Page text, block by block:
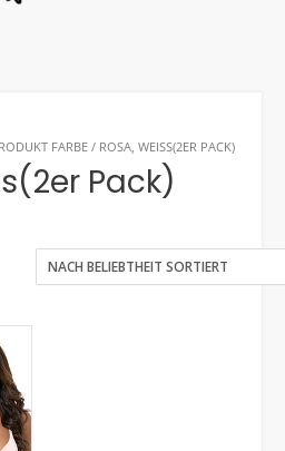
FARBE / ROSA, WEISS(2ER PACK)
Pack)